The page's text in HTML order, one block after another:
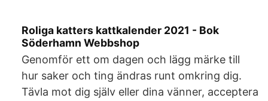
Roliga katters kattkalender 2021 - Bok
Söderhamn Webbshop
Genomför ett om dagen och lägg märke till
hur saker och ting ändras runt omkring dig.
Tävla mot dig själv eller dina vänner, acceptera